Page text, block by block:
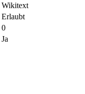
Wikitext
Erlaubt
0
Ja